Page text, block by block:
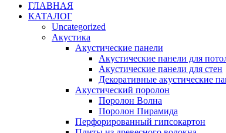
ГЛАВНАЯ
КАТАЛОГ
Uncategorized
Акустика
Акустические панели
Акустические панели для
Акустические панели для стен
Декоративные акустические
Акустический поролон
Поролон Волна
Поролон Пирамида
Перфорированный гипсокартон